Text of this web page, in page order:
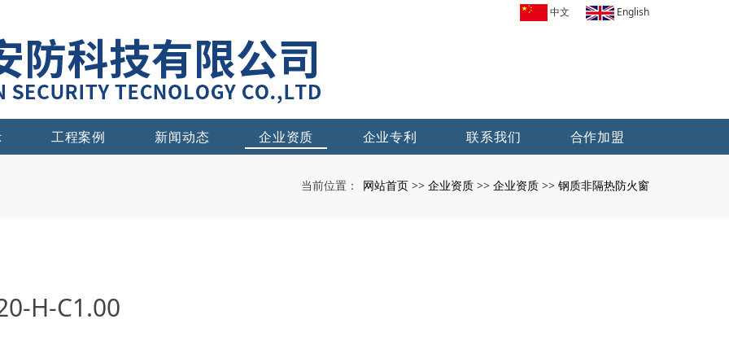
中文 English
工程案例 新闻动态 企业资质 企业专利 联系我们 合作加盟
当前位置： 网站首页 >> 企业资质 >> 企业资质 >> 钢质非隔热防火窗
H-C1.00